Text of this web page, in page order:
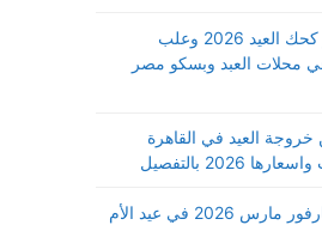
جميع أسعار كحك العيد 2026 وعلب
محلات العبد وبسكو مصر
العيد في القاهرة
2026 بالتفصيل
تخفيضات كارفور مارس 2026 في عيد الأم